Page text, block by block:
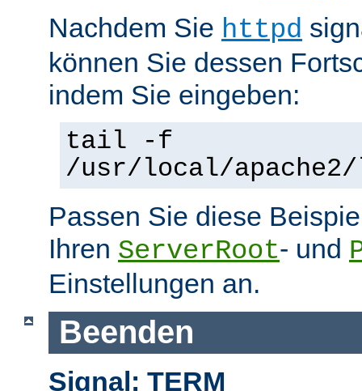
Nachdem Sie httpd
können Sie dessen
indem Sie eingeben:
tail -f
/usr/local/
Passen Sie diese
Ihren ServerRoot- und
Einstellungen an.
Beenden
Signal: TERM